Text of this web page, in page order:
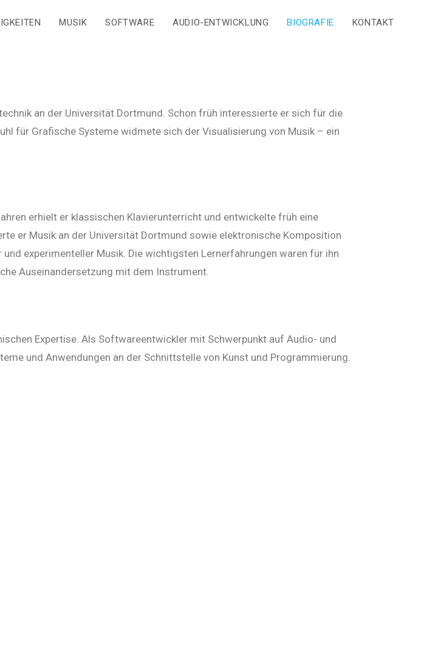
MUSIK SOFTWARE AUDIO-ENTWICKLUNG BIOGRAFIE KONTAKT
an der Universität Dortmund. Schon früh interessierte er sich für die
für Grafische Systeme widmete sich der Visualisierung von Musik – ein
erhielt er klassischen Klavierunterricht und entwickelte früh eine
er Musik an der Universität Dortmund sowie elektronische Komposition
experimenteller Musik. Die wichtigsten Lernerfahrungen waren für ihn
Auseinandersetzung mit dem Instrument.
Expertise. Als Softwareentwickler mit Schwerpunkt auf Audio- und
und Anwendungen an der Schnittstelle von Kunst und Programmierung.